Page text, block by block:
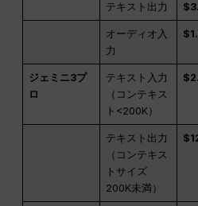
テキスト出力
オーディオ入
力
ジェミニ3プ
ロ
テキスト入力
（コンテキス
ト<200K）
テキスト出力
（コンテキス
トサイズ
200K未満）